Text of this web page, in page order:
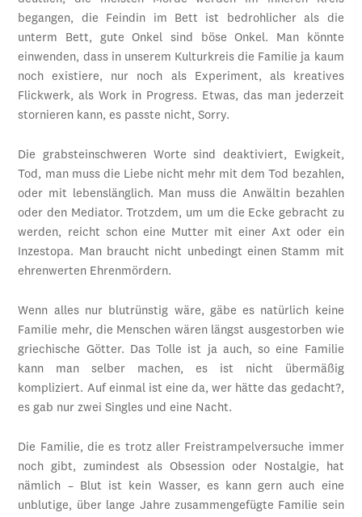
begangen, die Feindin im Bett ist bedrohlicher als die
unterm Bett, gute Onkel sind böse Onkel. Man könnte
einwenden, dass in unserem Kulturkreis die Familie ja kaum
noch existiere, nur noch als Experiment, als kreatives
Flickwerk, als Work in Progress. Etwas, das man jederzeit
stornieren kann, es passte nicht, Sorry.
Die grabsteinschweren Worte sind deaktiviert, Ewigkeit,
Tod, man muss die Liebe nicht mehr mit dem Tod bezahlen,
oder mit lebenslänglich. Man muss die Anwältin bezahlen
oder den Mediator. Trotzdem, um um die Ecke gebracht zu
werden, reicht schon eine Mutter mit einer Axt oder ein
Inzestopa. Man braucht nicht unbedingt einen Stamm mit
ehrenwerten Ehrenmördern.
Wenn alles nur blutrünstig wäre, gäbe es natürlich keine
Familie mehr, die Menschen wären längst ausgestorben wie
griechische Götter. Das Tolle ist ja auch, so eine Familie
kann man selber machen, es ist nicht übermäßig
kompliziert. Auf einmal ist eine da, wer hätte das gedacht?,
es gab nur zwei Singles und eine Nacht.
Die Familie, die es trotz aller Freistrampelversuche immer
noch gibt, zumindest als Obsession oder Nostalgie, hat
nämlich – Blut ist kein Wasser, es kann gern auch eine
unblutige, über lange Jahre zusammengefügte Familie sein